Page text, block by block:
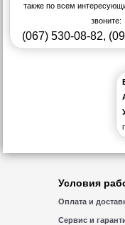
также по всем
звоните:
(067) 530-08-82,
Условия
Оплата и
Сервис и